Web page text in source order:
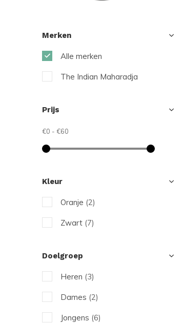
Merken
Alle merken
The Indian Maharadja
Prijs
€0 - €60
Kleur
Oranje (2)
Zwart (7)
Doelgroep
Heren (3)
Dames (2)
Jongens (6)